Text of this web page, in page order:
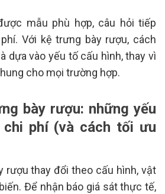
mẫu phù hợp, câu hỏi tiếp
Với kệ trưng bày rượu, cách
dựa vào yếu tố cấu hình, thay vì
cho mọi trường hợp.
bày rượu: những yếu
phí (và cách tối ưu
rượu thay đổi theo cấu hình, vật
Để nhận báo giá sát thực tế,